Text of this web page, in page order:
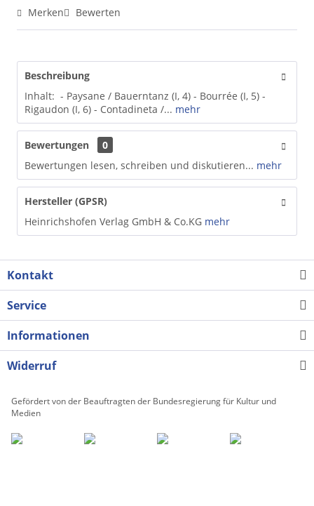
Merken Bewerten
Beschreibung
Inhalt: - Paysane / Bauerntanz (I, 4) - Bourrée (I, 5) -
Rigaudon (I, 6) - Contadineta /... mehr
Bewertungen
0
Bewertungen lesen, schreiben und diskutieren... mehr
Hersteller (GPSR)
Heinrichshofen Verlag GmbH & Co.KG mehr
Kontakt
Service
Informationen
Widerruf
Gefördert von der Beauftragten der Bundesregierung für Kultur und
Medien